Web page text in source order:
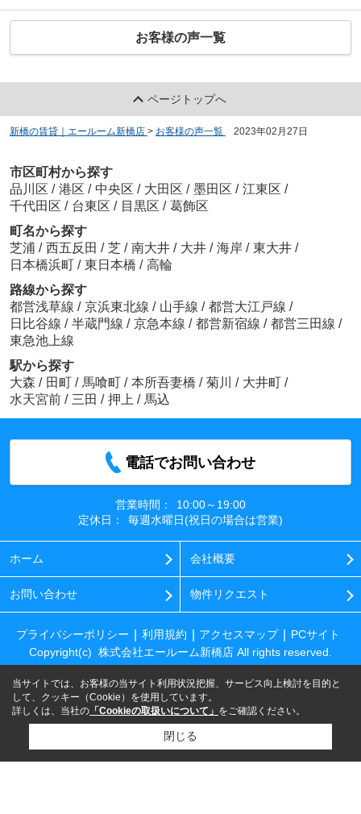
お客様の声一覧
ページトップへ
新橋の賃貸｜エールーム新橋店 > お客様の声一覧 2023年02月27日
市区町村から探す
品川区 / 港区 / 中央区 / 大田区 / 墨田区 / 江東区 /
千代田区 / 台東区 / 目黒区 / 葛飾区
町名から探す
芝浦 / 西五反田 / 芝 / 南大井 / 大井 / 海岸 / 東大井 /
日本橋浜町 / 東日本橋 / 高輪
路線から探す
都営浅草線 / 京浜東北線 / 山手線 / 都営大江戸線 /
日比谷線 / 半蔵門線 / 京急本線 / 都営新宿線 / 都営三田線 /
東急池上線
駅から探す
大森 / 田町 / 馬喰町 / 本所吾妻橋 / 菊川 / 大井町 /
水天宮前 / 三田 / 押上 / 馬込
電話でお問い合わせ
営業時間：
10:00～19:00
定休日：
毎週水曜日(祝日の場合は営業)
ホーム 会社概要
お問い合わせ 物件リクエスト
プライバシーポリシー 利用規約 アクセスマップ
PCサイト
Copyright(c) 株式会社エールーム新橋店 All rights reserved.
当サイトでは、お客様の当サイト利用状況把握、サービス向上検討を目的と
して、クッキー（Cookie）を使用しています。
詳しくは、当社の 「Cookieの取扱いについて」 をご確認ください。
閉じる